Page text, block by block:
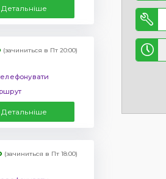
Детальніше
(зачиниться в Пт 20:00)
Детальніше
(зачиниться в Пт 18:00)